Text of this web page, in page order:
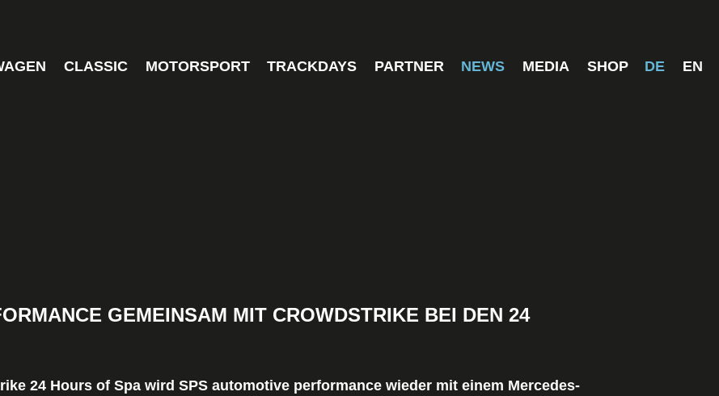
CLASSIC MOTORSPORT TRACKDAYS PARTNER NEWS MEDIA SHOP DE EN
GEMEINSAM MIT CROWDSTRIKE BEI DEN 24
24 Hours of Spa wird SPS automotive performance wieder mit einem Mercedes-